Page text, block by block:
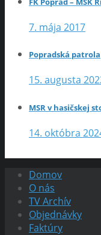
7. mája 2017
Popradská patrola
15. augusta
MSR v hasičskej
14. októbra
Domov
O nás
TV Archív
Objednávky
Faktúry